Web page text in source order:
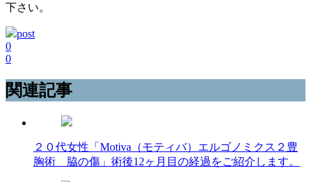
下さい。
post
0
0
関連記事
２０代女性「Motiva（モティバ）エルゴノミクス２豊
胸術 脇の傷」術後12ヶ月目の経過をご紹介します。